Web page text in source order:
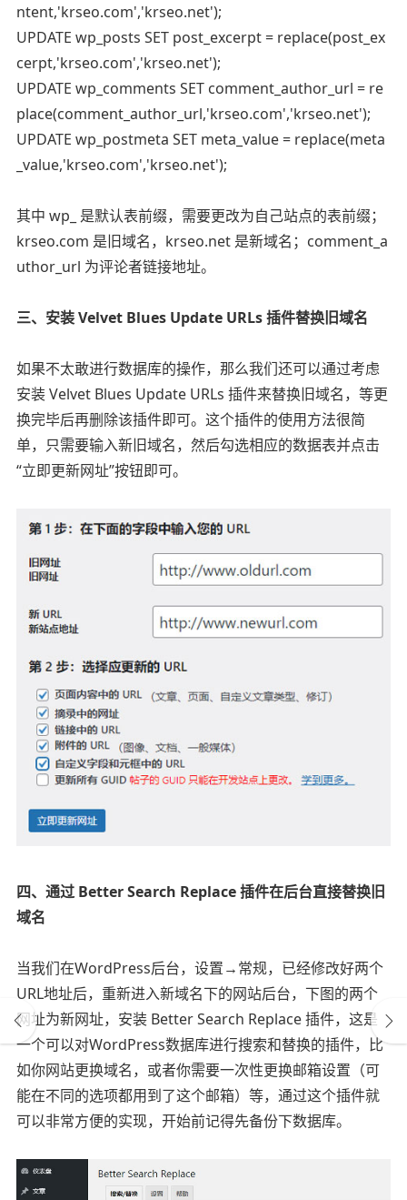
ntent,'krseo.com','krseo.net');
UPDATE wp_posts SET post_excerpt = replace(post_ex
cerpt,'krseo.com','krseo.net');
UPDATE wp_comments SET comment_author_url = re
place(comment_author_url,'krseo.com','krseo.net');
UPDATE wp_postmeta SET meta_value = replace(meta
_value,'krseo.com','krseo.net');
其中 wp_ 是默认表前缀，需要更改为自己站点的表前缀；
krseo.com 是旧域名，krseo.net 是新域名；comment_a
uthor_url 为评论者链接地址。
三、安装 Velvet Blues Update URLs 插件替换旧域名
如果不太敢进行数据库的操作，那么我们还可以通过考虑
安装 Velvet Blues Update URLs 插件来替换旧域名，等更
换完毕后再删除该插件即可。这个插件的使用方法很简
单，只需要输入新旧域名，然后勾选相应的数据表并点击
“立即更新网址”按钮即可。
四、通过 Better Search Replace 插件在后台直接替换旧
域名
当我们在WordPress后台，设置→常规，已经修改好两个
URL地址后，重新进入新域名下的网站后台，下图的两个
网址为新网址，安装 Better Search Replace 插件，这是
一个可以对WordPress数据库进行搜索和替换的插件，比
如你网站更换域名，或者你需要一次性更换邮箱设置（可
能在不同的选项都用到了这个邮箱）等，通过这个插件就
可以非常方便的实现，开始前记得先备份下数据库。